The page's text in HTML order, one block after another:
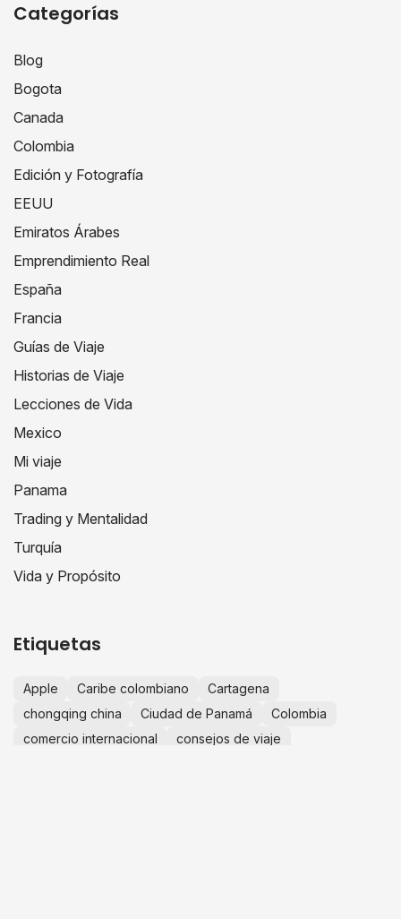
Categorías
Blog
Bogota
Canada
Colombia
Edición y Fotografía
EEUU
Emiratos Árabes
Emprendimiento Real
España
Francia
Guías de Viaje
Historias de Viaje
Lecciones de Vida
Mexico
Mi viaje
Panama
Trading y Mentalidad
Turquía
Vida y Propósito
Etiquetas
Apple Caribe colombiano
Cartagena
chongqing china
Ciudad de Panamá
Colombia
comercio internacional
consejos de viaje